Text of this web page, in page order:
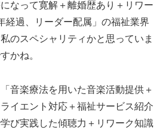
なって寛解＋離婚歴あり＋リワー
経過、リーダー配属」の福祉業界
のスペシャリティかと思っていま
かね。
音楽療法を用いた音楽活動提供＋
イエント対応＋福祉サービス紹介
び実践した傾聴力＋リワーク知識